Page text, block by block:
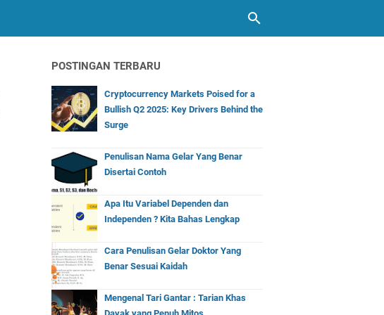
POSTINGAN TERBARU
Cryptocurrency Markets Poised for a
Bullish Q2 2025: Key Drivers Behind the
Surge
Penulisan Nama Gelar Yang Benar
Disertai Contoh
Apa Itu Variabel Dependen dan
Independen ? Kita Bahas Lengkap
Cara Penulisan Gelar Doktor Yang
Benar Sesuai Kaidah
Mengenal Tari Gantar : Tarian Khas